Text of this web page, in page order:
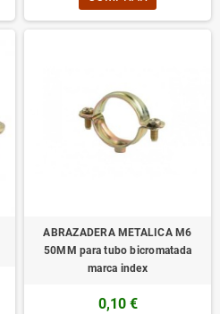
ABRAZADERA METALICA M6
50MM para tubo bicromatada
marca index
0,10 €